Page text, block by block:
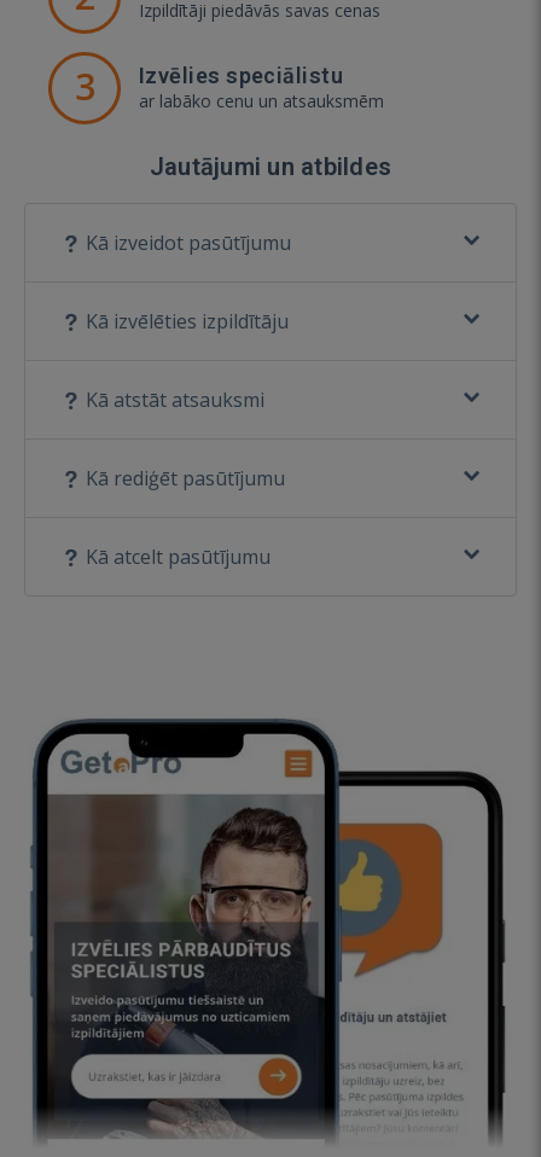
Izpildītāji piedāvās savas cenas
3 Izvēlies speciālistu
ar labāko cenu un atsauksmēm
Jautājumi un atbildes
Kā izveidot pasūtījumu
Kā izvēlēties izpildītāju
Kā atstāt atsauksmi
Kā rediģēt pasūtījumu
Kā atcelt pasūtījumu